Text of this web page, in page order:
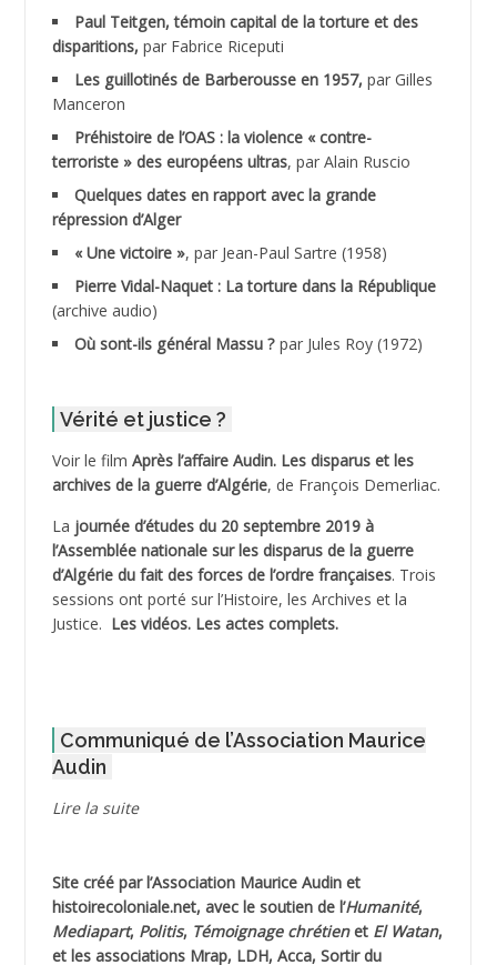
ADALMI
ADANE Ramdane *
ADDAD
ADDALA Boualem*
ADDANE
ADDECHE Rachid
ADELIOUAT Vve AIT SAADA
ADJANI Khaled
ADJAOUT
ADNI Mohamed Akli
ADOUL Arab *
AGOULMINE
AHLOUCHE Mabrouk *
AIBLIED Ahmed
Paul Teitgen, témoin capital de la torture et des
disparitions, par Fabrice Riceputi
Les guillotinés de Barberousse en 1957, par Gilles
Manceron
Préhistoire de l’OAS : la violence « contre-
terroriste » des européens ultras, par Alain Ruscio
Quelques dates en rapport avec la grande
répression d’Alger
« Une victoire », par Jean-Paul Sartre (1958)
Pierre Vidal-Naquet : La torture dans la République
(archive audio)
Où sont-ils général Massu ? par Jules Roy (1972)
Vérité et justice ?
Voir le film Après l’affaire Audin. Les disparus et les
archives de la guerre d’Algérie, de François Demerliac.
La journée d’études du 20 septembre 2019 à
l’Assemblée nationale sur les disparus de la guerre
d’Algérie du fait des forces de l’ordre françaises. Trois
sessions ont porté sur l’Histoire, les Archives et la
Justice. Les vidéos. Les actes complets.
Communiqué de l’Association Maurice
Audin
Lire la suite
Site créé par l’Association Maurice Audinet
histoirecoloniale.net, avec le soutien de l’Humanité,
Mediapart, Politis, Témoignage chrétienet El Watan,
et les associations Mrap, LDH, Acca, Sortir du